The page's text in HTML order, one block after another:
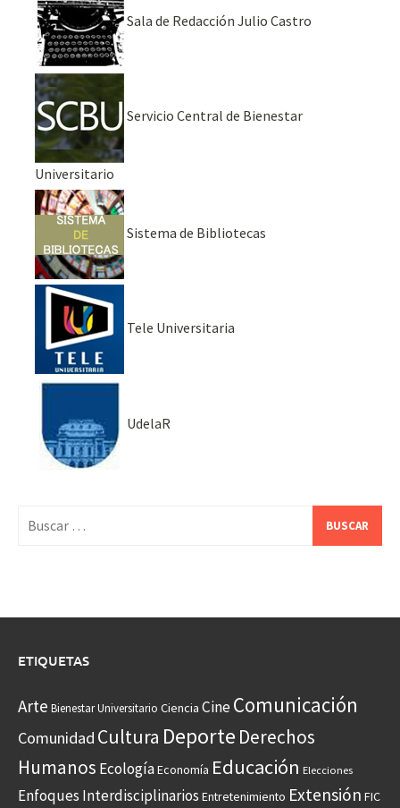
Sala de Redacción Julio Castro
Servicio Central de Bienestar
Universitario
Sistema de Bibliotecas
Tele Universitaria
UdelaR
ETIQUETAS
Arte Bienestar Universitario Ciencia CineComunicación
Comunidad Cultura Deporte Derechos
Humanos EcologíaEconomía Educación Elecciones
Enfoques Interdisciplinarios Entretenimiento Extensión FIC